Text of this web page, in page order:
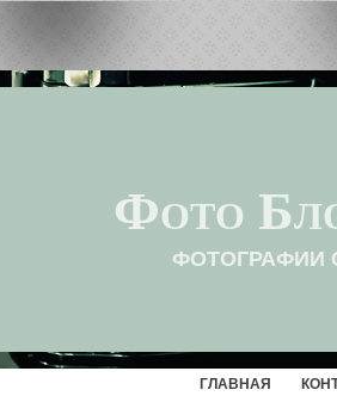
Фото
ФОТОГРАФИИ
ГЛАВНАЯ